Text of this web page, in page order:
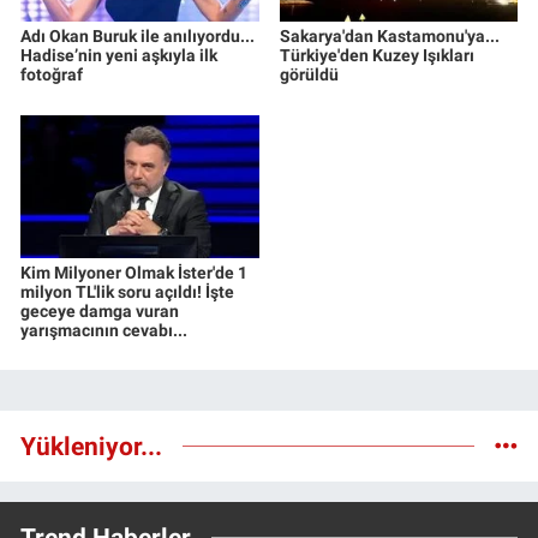
Adı Okan Buruk ile anılıyordu...
Hadise’nin yeni aşkıyla ilk
fotoğraf
Sakarya'dan Kastamonu'ya...
Türkiye'den Kuzey Işıkları
görüldü
Kim Milyoner Olmak İster'de 1
milyon TL'lik soru açıldı! İşte
geceye damga vuran
yarışmacının cevabı...
Yükleniyor...